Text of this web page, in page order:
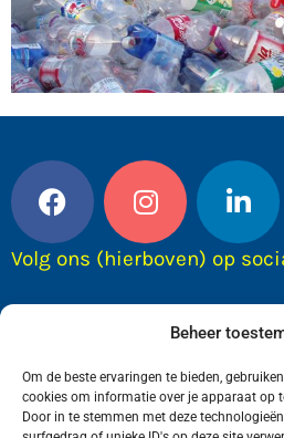
Beheer
Om de beste ervaringen te bieden,
cookies om informatie over je apparaat op
Door in te stemmen met deze
Volg ons (hierboven) op